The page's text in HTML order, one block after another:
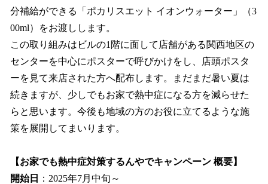
分補給ができる「ポカリスエット イオンウォーター」（3
00ml）をお渡しします。
この取り組みはビルの1階に面して店舗がある関西地区の
センターを中心にポスターで呼びかけをし、店頭ポスタ
ーを見て来店された方へ配布します。まだまだ暑い夏は
続きますが、少しでもお家で熱中症になる方を減らせた
らと思います。今後も地域の方のお役に立てるような施
策を展開してまいります。
【お家でも熱中症対策するんやでキャンペーン 概要】
開始日
：2025年7月中旬～